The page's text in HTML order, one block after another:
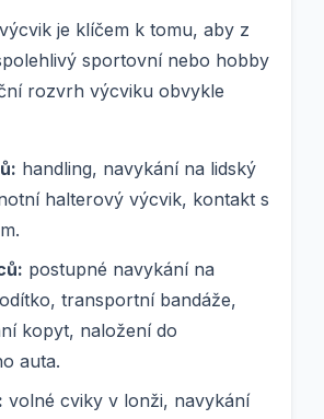
je klíčem k tomu, aby z
sportovní nebo hobby
rozvrh výcviku obvykle
handling, navykání na lidský
halterový výcvik, kontakt s
postupné navykání na
transportní bandáže,
kopyt, naložení do
auta.
volné cviky v lonži, navykání